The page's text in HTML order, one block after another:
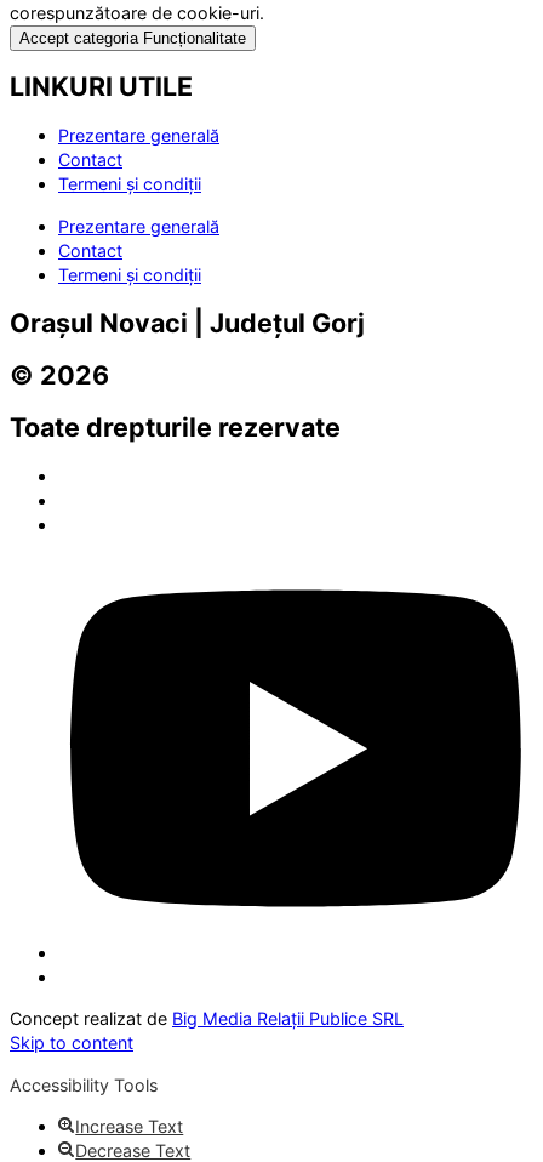
corespunzătoare de cookie-uri.
Accept categoria Funcționalitate
LINKURI UTILE
Prezentare generală
Contact
Termeni și condiții
Prezentare generală
Contact
Termeni și condiții
Orașul Novaci | Județul Gorj
© 2026
Toate drepturile rezervate
Concept realizat de Big Media Relații Publice SRL
Skip to content
Accessibility Tools
Increase Text
Decrease Text